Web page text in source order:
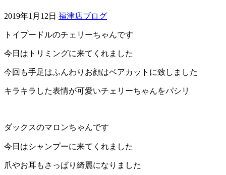
ェ
（福
岡
県
早
店
2019年1月12日 福津店ブログ
トイプードルのチェリーちゃんです
今日はトリミングに来てくれました
今回も手足はふんわりお顔はベアカットに致しました
キラキラした表情が可愛いチェリーちゃんをパシリ
ダックスのマロンちゃんです
今日はシャンプーに来てくれました
爪やお耳もさっぱり綺麗になりました